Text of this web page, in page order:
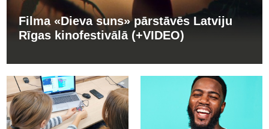
Filma «Dieva suns» pārstāvēs Latviju
Rīgas kinofestivālā (+VIDEO)